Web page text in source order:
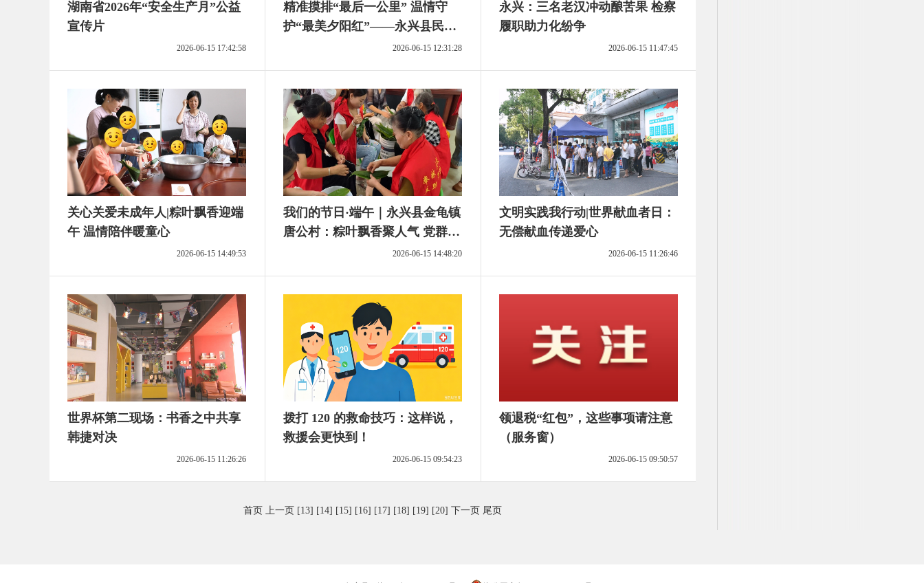
湖南省2026年“安全生产月”公益
宣传片
2026-06-15 17:42:58
精准摸排“最后一公里” 温情守
护“最美夕阳红”——永兴县民政
局单位联合油麻镇适老化改造回
2026-06-15 12:31:28
永兴：三名老汉冲动酿苦果 检察
履职助力化纷争
2026-06-15 11:47:45
关心关爱未成年人|粽叶飘香迎端
午 温情陪伴暖童心
2026-06-15 14:49:53
我们的节日·端午｜永兴县金龟镇
唐公村：粽叶飘香聚人气 党群服
2026-06-15 14:48:20
文明实践我行动|世界献血者日：
无偿献血传递爱心
2026-06-15 11:26:46
世界杯第二现场：书香之中共享
韩捷对决
2026-06-15 11:26:26
拨打 120 的救命技巧：这样说，
救援会更快到！
2026-06-15 09:54:23
领退税“红包”，这些事项请注意
（服务窗）
2026-06-15 09:50:57
首页 上一页 [13] [14] [15] [16] [17] [18] [19] [20] 下一页 尾页